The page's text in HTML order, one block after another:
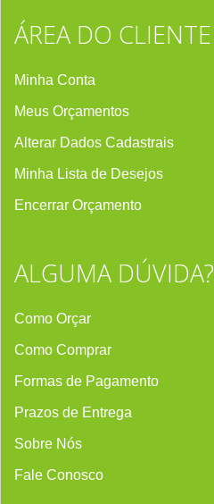
ÁREA DO CLIENTE
Minha Conta
Meus Orçamentos
Alterar Dados Cadastrais
Minha Lista de Desejos
Encerrar Orçamento
ALGUMA DÚVIDA?
Como Orçar
Como Comprar
Formas de Pagamento
Prazos de Entrega
Sobre Nós
Fale Conosco